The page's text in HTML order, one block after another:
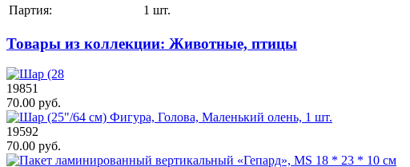
Партия:
1 шт.
Товары из коллекции: Животные, птицы
19851
70.00 руб.
19592
70.00 руб.